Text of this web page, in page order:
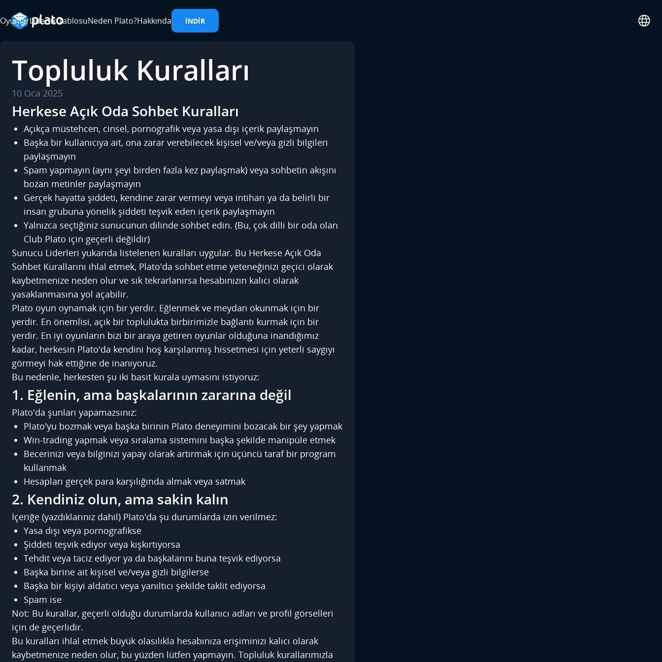
OyunlarLiderlik TablosuNeden Plato?Hakkında İNDIR
Topluluk Kuralları
10 Oca 2025
Herkese Açık Oda Sohbet Kuralları
Açıkça müstehcen, cinsel, pornografik veya yasa dışı içerik paylaşmayın
Başka bir kullanıcıya ait, ona zarar verebilecek kişisel ve/veya gizli bilgileri
paylaşmayın
Spam yapmayın (aynı şeyi birden fazla kez paylaşmak) veya sohbetin akışını
bozan metinler paylaşmayın
Gerçek hayatta şiddeti, kendine zarar vermeyi veya intiharı ya da belirli bir
insan grubuna yönelik şiddeti teşvik eden içerik paylaşmayın
Yalnızca seçtiğiniz sunucunun dilinde sohbet edin. (Bu, çok dilli bir oda olan
Club Plato için geçerli değildir)
Sunucu Liderleri yukarıda listelenen kuralları uygular. Bu Herkese Açık Oda
Sohbet Kurallarını ihlal etmek, Plato'da sohbet etme yeteneğinizi geçici olarak
kaybetmenize neden olur ve sık tekrarlanırsa hesabınızın kalıcı olarak
yasaklanmasına yol açabilir.
Plato oyun oynamak için bir yerdir. Eğlenmek ve meydan okunmak için bir
yerdir. En önemlisi, açık bir toplulukta birbirimizle bağlantı kurmak için bir
yerdir. En iyi oyunların bizi bir araya getiren oyunlar olduğuna inandığımız
kadar, herkesin Plato'da kendini hoş karşılanmış hissetmesi için yeterli saygıyı
görmeyi hak ettiğine de inanıyoruz.
Bu nedenle, herkesten şu iki basit kurala uymasını istiyoruz:
1. Eğlenin, ama başkalarının zararına değil
Plato'da şunları yapamazsınız:
Plato'yu bozmak veya başka birinin Plato deneyimini bozacak bir şey yapmak
Win-trading yapmak veya sıralama sistemini başka şekilde manipüle etmek
Becerinizi veya bilginizi yapay olarak artırmak için üçüncü taraf bir program
kullanmak
Hesapları gerçek para karşılığında almak veya satmak
2. Kendiniz olun, ama sakin kalın
İçeriğe (yazdıklarınız dahil) Plato'da şu durumlarda izin verilmez:
Yasa dışı veya pornografikse
Şiddeti teşvik ediyor veya kışkırtıyorsa
Tehdit veya taciz ediyor ya da başkalarını buna teşvik ediyorsa
Başka birine ait kişisel ve/veya gizli bilgilerse
Başka bir kişiyi aldatıcı veya yanıltıcı şekilde taklit ediyorsa
Spam ise
Not: Bu kurallar, geçerli olduğu durumlarda kullanıcı adları ve profil görselleri
için de geçerlidir.
Bu kuralları ihlal etmek büyük olasılıkla hesabınıza erişiminizi kalıcı olarak
kaybetmenize neden olur, bu yüzden lütfen yapmayın. Topluluk kurallarımızla